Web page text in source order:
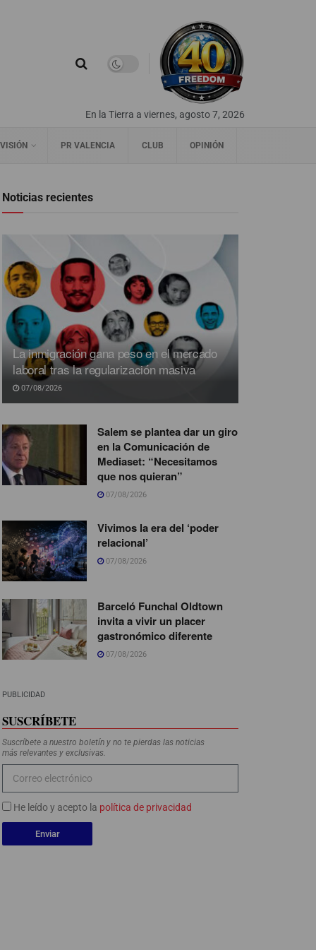
En la Tierra a viernes, agosto 7, 2026
PR VALENCIA CLUB OPINIÓN
Noticias recientes
La inmigración gana peso en el mercado
laboral tras la regularización masiva
07/08/2026
Salem se plantea dar un giro
en la Comunicación de
Mediaset: “Necesitamos
que nos quieran”
07/08/2026
Vivimos la era del ‘poder
relacional’
07/08/2026
Barceló Funchal Oldtown
invita a vivir un placer
gastronómico diferente
07/08/2026
PUBLICIDAD
SUSCRÍBETE
Suscríbete a nuestro boletín y no te pierdas las noticias
más relevantes y exclusivas.
He leído y acepto la política de privacidad
Enviar